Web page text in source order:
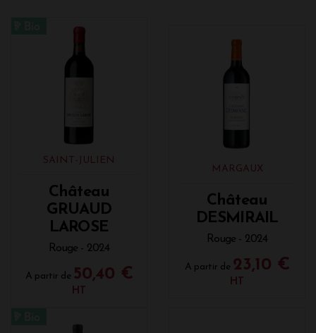
SAINT-JULIEN
Château
GRUAUD
LAROSE
Rouge - 2024
A partir de 50,40 €
HT
MARGAUX
Château
DESMIRAIL
Rouge - 2024
A partir de 23,10 €
HT